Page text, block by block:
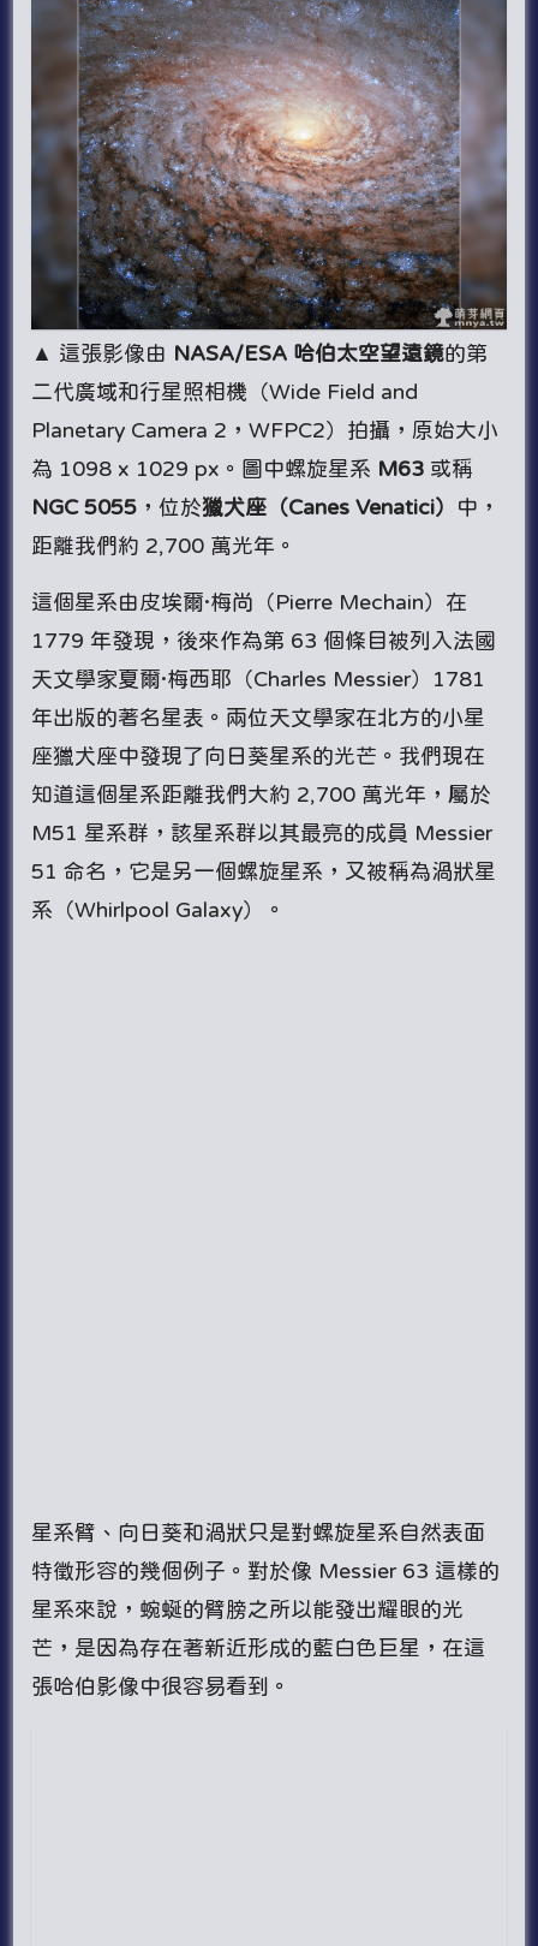
▲ 這張影像由 NASA/ESA 哈伯太空望遠鏡的第
二代廣域和行星照相機（Wide Field and
Planetary Camera 2，WFPC2）拍攝，原始大小
為 1098 x 1029 px。圖中螺旋星系 M63 或稱
NGC 5055 ，位於獵犬座（Canes Venatici）
中，
距離我們約 2,700 萬光年。
這個星系由皮埃爾·梅尚（Pierre Mechain）在
1779 年發現，後來作為第 63 個條目被列入法國
天文學家夏爾·梅西耶（Charles Messier）1781
年出版的著名星表。兩位天文學家在北方的小星
座獵犬座中發現了向日葵星系的光芒。我們現在
知道這個星系距離我們大約 2,700 萬光年，屬於
M51 星系群，該星系群以其最亮的成員 Messier
51 命名，它是另一個螺旋星系，又被稱為渦狀星
系（Whirlpool Galaxy）。
星系臂、向日葵和渦狀只是對螺旋星系自然表面
特徵形容的幾個例子。對於像 Messier 63 這樣的
星系來說，蜿蜒的臂膀之所以能發出耀眼的光
芒，是因為存在著新近形成的藍白色巨星，在這
張哈伯影像中很容易看到。